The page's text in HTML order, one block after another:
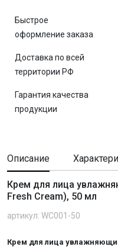
Быстрое
оформление заказа
Доставка по всей
территории РФ
Гарантия качества
продукции
Описание
Крем для лица
Fresh Cream), 50 мл
артикул: WC001-50
Крем для лица